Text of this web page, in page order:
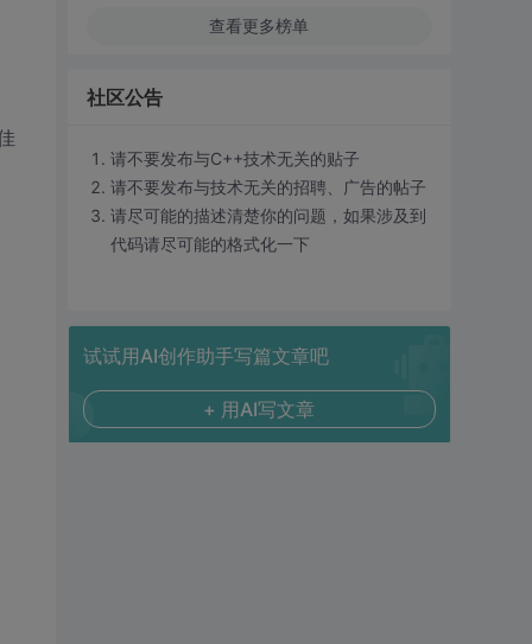
查看更多榜单
社区公告
请不要发布与C++技术无关的贴子
请不要发布与技术无关的招聘、广告的帖子
请尽可能的描述清楚你的问题，如果涉及到
代码请尽可能的格式化一下
试试用AI创作助手写篇文章吧
+ 用AI写文章